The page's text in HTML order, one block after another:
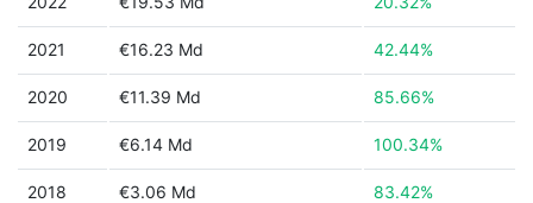
2021 €16.23 Md 42.44%
2020 €11.39 Md 85.66%
2019 €6.14 Md 100.34%
2018 €3.06 Md 83.42%